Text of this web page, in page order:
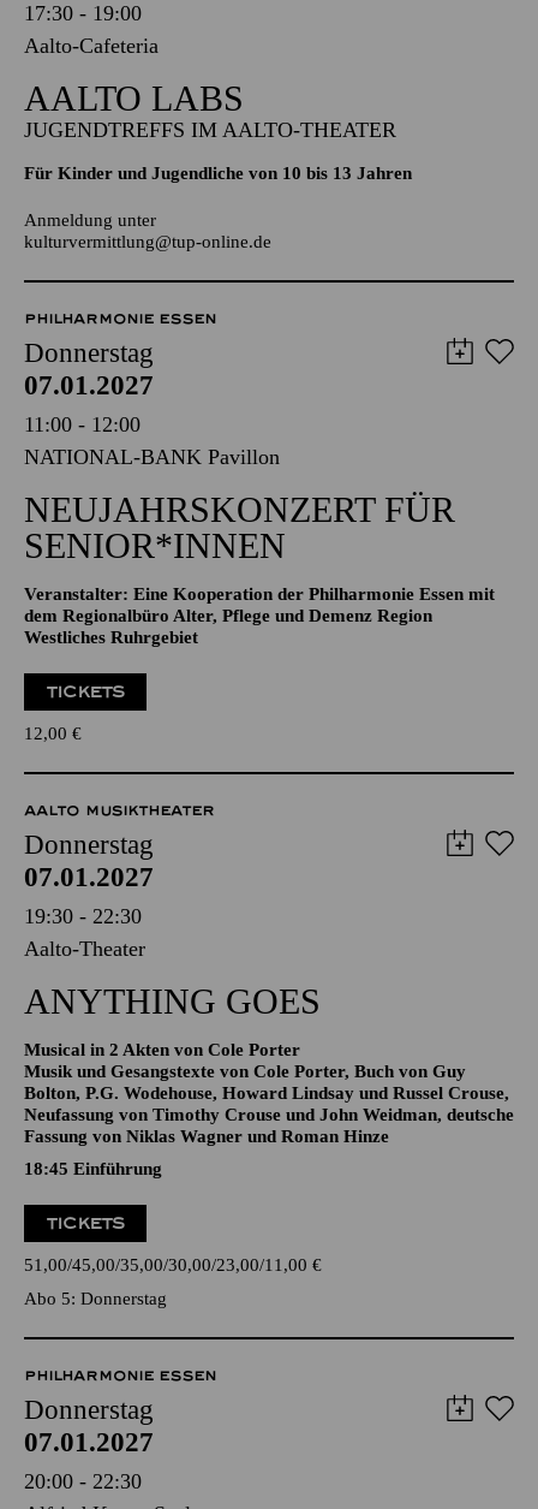
17:30 - 19:00
Aalto-Cafeteria
AALTO LABS
JUGENDTREFFS IM AALTO-THEATER
Für Kinder und Jugendliche von 10 bis 13 Jahren
Anmeldung unter
kulturvermittlung@tup-online.de
PHILHARMONIE ESSEN
Donnerstag
07.01.2027
11:00 - 12:00
NATIONAL-BANK Pavillon
NEUJAHRSKONZERT FÜR
SENIOR*INNEN
Veranstalter: Eine Kooperation der Philharmonie Essen mit
dem Regionalbüro Alter, Pflege und Demenz Region
Westliches Ruhrgebiet
TICKETS
12,00 €
AALTO MUSIKTHEATER
Donnerstag
07.01.2027
19:30 - 22:30
Aalto-Theater
ANYTHING GOES
Musical in 2 Akten von Cole Porter
Musik und Gesangstexte von Cole Porter, Buch von Guy
Bolton, P.G. Wodehouse, Howard Lindsay und Russel Crouse,
Neufassung von Timothy Crouse und John Weidman, deutsche
Fassung von Niklas Wagner und Roman Hinze
18:45 Einführung
TICKETS
51,00 45,00 35,00 30,00 23,00 11,00 €
Abo 5: Donnerstag
PHILHARMONIE ESSEN
Donnerstag
07.01.2027
20:00 - 22:30